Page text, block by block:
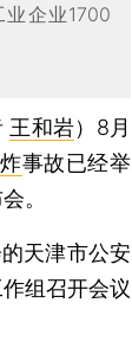
企业1700
王和岩） 8月
事故已经举
。
天津市公安
组召开会议